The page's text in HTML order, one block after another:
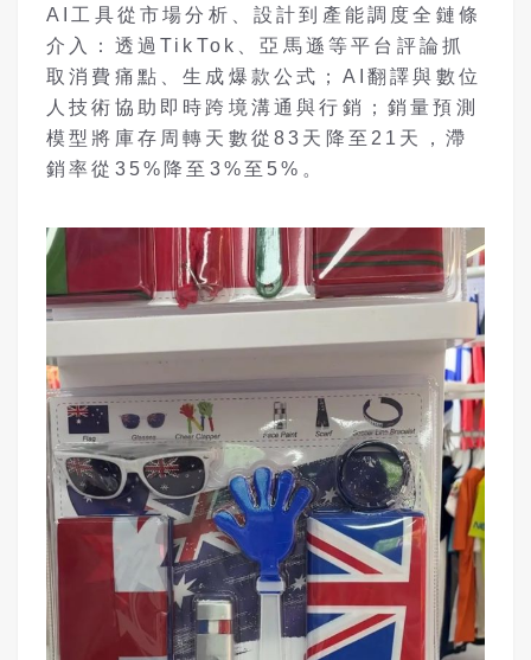
AI工具從市場分析、設計到產能調度全鏈條
介入：透過TikTok、亞馬遜等平台評論抓
取消費痛點、生成爆款公式；AI翻譯與數位
人技術協助即時跨境溝通與行銷；銷量預測
模型將庫存周轉天數從83天降至21天，滯
銷率從35%降至3%至5%。